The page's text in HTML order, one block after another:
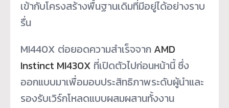
เข้ากับโครงสร้างพื้นฐานเดิมที่มีอยู่ได้อย่างราบ
รื่น
MI440X ต่อยอดความสำเร็จจาก AMD
Instinct MI430X ที่เปิดตัวไปก่อนหน้านี้ ซึ่ง
ออกแบบมาเพื่อมอบประสิทธิภาพระดับผู้นำและ
รองรับเวิร์กโหลดแบบผสมผสานทั้งงาน